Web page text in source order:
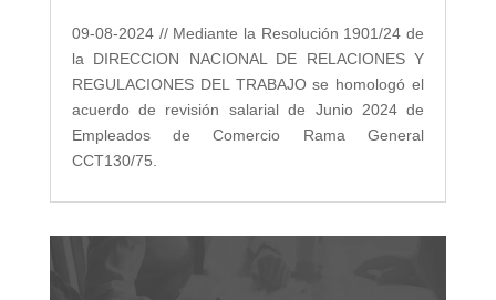
09-08-2024 // Mediante la Resolución 1901/24 de
la DIRECCION NACIONAL DE RELACIONES Y
REGULACIONES DEL TRABAJO se homologó el
acuerdo de revisión salarial de Junio 2024 de
Empleados de Comercio Rama General
CCT130/75.